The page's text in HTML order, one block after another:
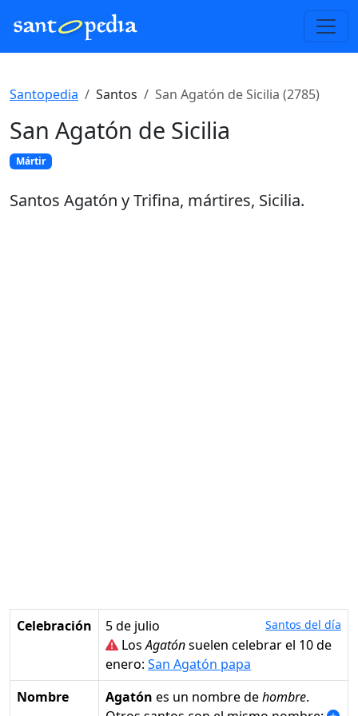
Santopedia Santos San Agatón de Sicilia (2785)
San Agatón de Sicilia
Mártir
Santos Agatón y Trifina, mártires, Sicilia.
Celebración 5 de julio Santos del día
LosAgatónsuelen celebrar el 10 de
enero: San Agatón papa
Nombre
Agatón es un nombre dehombre.